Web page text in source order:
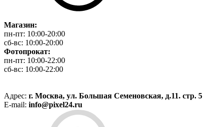
Магазин:
пн-пт: 10:00-20:00
сб-вс: 10:00-20:00
Фотопрокат:
пн-пт: 10:00-22:00
сб-вс: 10:00-22:00
Адрес: г. Москва, ул. Большая Семеновская, д.11. стр. 5
E-mail: info@pixel24.ru